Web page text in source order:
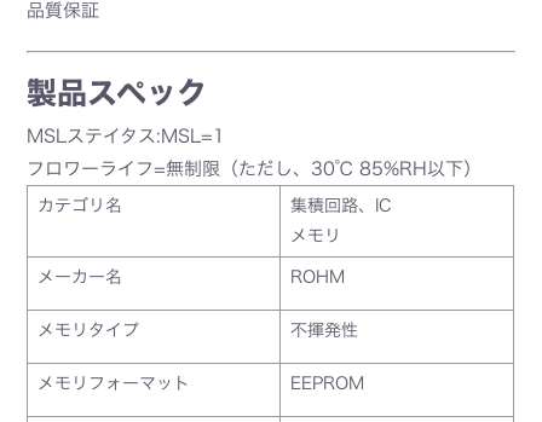
品質保証
製品スペック
MSLステイタス:MSL=1
フロワーライフ=無制限（ただし、30℃ 85%RH以下）
カテゴリ名
集積回路、IC
メモリ
メーカー名 ROHM
メモリタイプ 不揮発性
メモリフォーマット EEPROM